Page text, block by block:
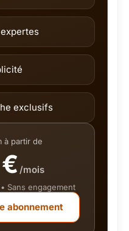
exclusifs
à partir de
/mois
Sans engagement
abonnement